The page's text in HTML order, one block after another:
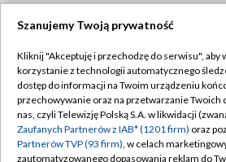
TVP
Abonament TVP
Emisja w TVP
Centrum informacji TVP
Regulamin
Polityka
Moje zgody
Szanujemy Twoją prywatność
Kliknij "Akceptuję i przechodzę do serwisu", aby
korzystanie z technologii automatycznego
dostęp do informacji na Twoim urządzeniu
przechowywanie oraz na przetwarzanie Twoich
nas, czyli Telewizję Polską S.A. w likwidacji
Zaufanych Partnerów z IAB* (1201 firm) oraz
Partnerów TVP (93 firm), w celach
zautomatyzowanego dopasowania reklam do